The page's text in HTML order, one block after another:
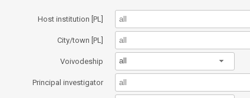
Host institution [PL]
City/town [PL]
Voivodeship all
Principal investigator